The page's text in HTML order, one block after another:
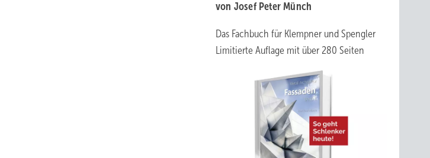
von Josef Peter Münch
Das Fachbuch für Klempner und Spengler
Limitierte Auflage mit über 280 Seiten